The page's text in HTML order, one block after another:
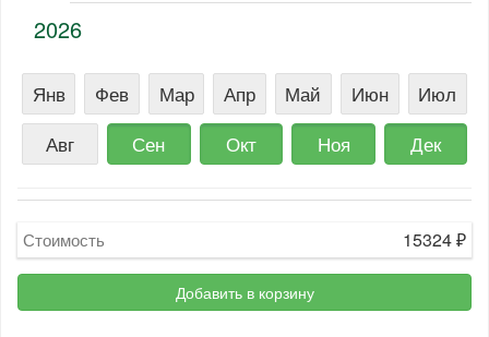
2026
Янв Фев Мар Апр Май Июн
Июл
Авг
Сен Окт Ноя Дек
Стоимость 15324₽
Добавить в корзину